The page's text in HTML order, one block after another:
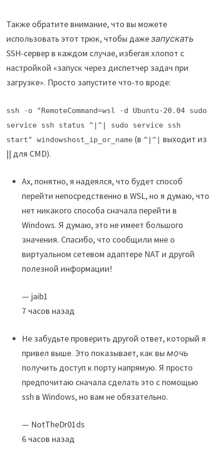
Также обратите внимание, что вы можете
использовать этот трюк, чтобы дажезапускать
SSH-сервер в каждом случае, избегая хлопот с
настройкой «запуск через диспетчер задач при
загрузке». Просто запустите что-то вроде:
ssh -o "RemoteCommand=wsl -d Ubuntu-20.04 sudo
service ssh status ^|^| sudo service ssh
start" windowshost_ip_or_name(в ^|^| выходит из
|| для CMD).
Ах, понятно, я надеялся, что будет способ
перейти непосредственно в WSL, но я думаю, что
нет никакого способа сначала перейти в
Windows. Я думаю, это не имеет большого
значения. Спасибо, что сообщили мне о
виртуальном сетевом адаптере NAT и другой
полезной информации!
— jaib1
7 часов назад
Не забудьте проверить другой ответ, который я
привел выше. Это показывает, как вы мочь
получить доступ к порту напрямую. Я просто
предпочитаю сначала сделать это с помощью
ssh в Windows, но вам не обязательно.
— NotTheDr01ds
6 часов назад